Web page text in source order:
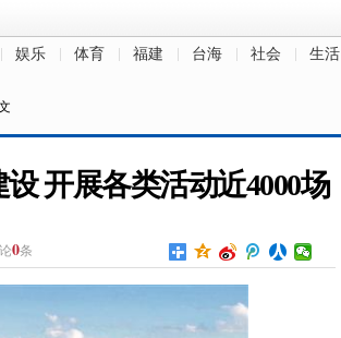
娱乐 体育 福建 台海 社会 生活
开展各类活动近4000场
0条